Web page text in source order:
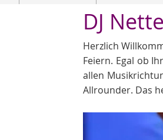
DJ
Herzlich
Feiern. Egal ob
allen
Allrounder. Das